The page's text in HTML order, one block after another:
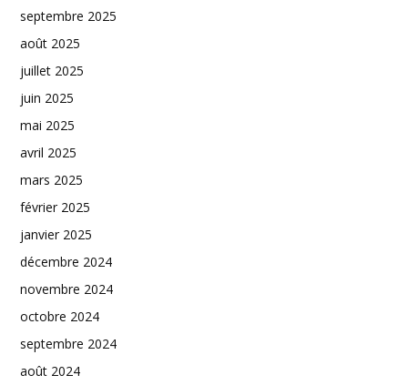
septembre 2025
août 2025
juillet 2025
juin 2025
mai 2025
avril 2025
mars 2025
février 2025
janvier 2025
décembre 2024
novembre 2024
octobre 2024
septembre 2024
août 2024